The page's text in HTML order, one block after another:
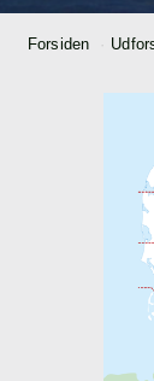
Forsiden